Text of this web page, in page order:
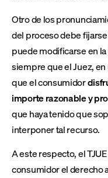
Otro de los
del proceso debe
puede modificarse en
siempre que el Juez,
que el consumidor
importe razonable y
que haya tenido que
interponer tal recurso.
A este respecto, el
consumidor el derecho